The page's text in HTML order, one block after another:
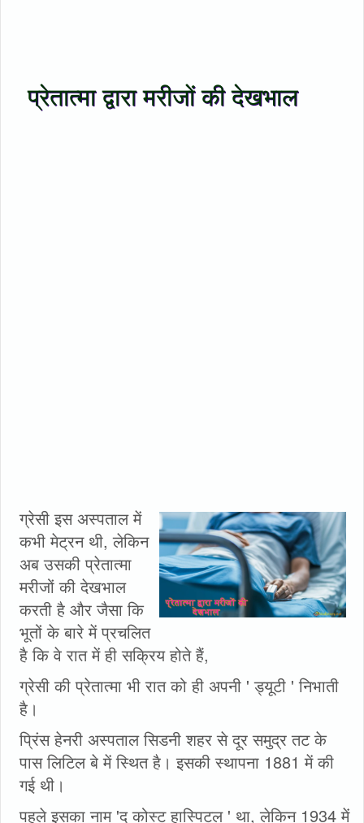
प्रेतात्मा द्वारा मरीजों की देखभाल
ग्रेसी इस अस्पताल में
कभी मेट्रन थी, लेकिन
अब उसकी प्रेतात्मा
मरीजों की देखभाल
करती है और जैसा कि
भूतों के बारे में प्रचलित
है कि वे रात में ही सक्रिय होते हैं,
ग्रेसी की प्रेतात्मा भी रात को ही अपनी ' ड्यूटी ' निभाती
है।
प्रिंस हेनरी अस्पताल सिडनी शहर से दूर समुद्र तट के
पास लिटिल बे में स्थित है। इसकी स्थापना 1881 में की
गई थी।
पहले इसका नाम 'द कोस्ट हास्पिटल ' था, लेकिन 1934 में